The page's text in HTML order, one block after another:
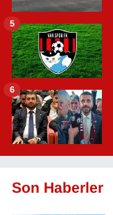
5
6
Son Haberler